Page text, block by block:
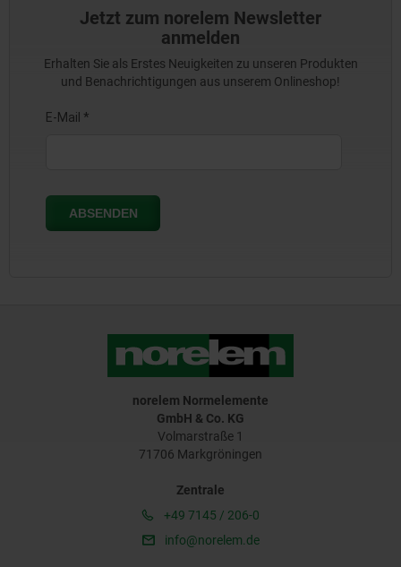
Jetzt zum norelem Newsletter
anmelden
Erhalten Sie als Erstes Neuigkeiten zu unseren Produkten
und Benachrichtigungen aus unserem Onlineshop!
norelem Normelemente
GmbH & Co. KG
Volmarstraße 1
71706 Markgröningen
Zentrale
+49 7145 / 206-0
info@norelem.de